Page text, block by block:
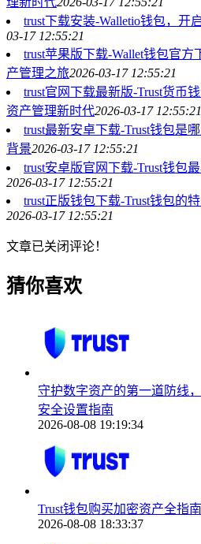
trust下载安装-Walletio钱包，开
03-17 12:55:21
trust苹果版下载-Wallet钱包官
产管理之旅2026-03-17 12:55:21
trust官网下载最新版-Trust货币
资产管理新时代2026-03-17 12:55:21
trust最新安卓下载-Trust钱包是
背景2026-03-17 12:55:21
trust安卓版官网下载-Trust钱包
2026-03-17 12:55:21
trust正版钱包下载-Trust钱包的
2026-03-17 12:55:21
文章已关闭评论！
猜你喜欢
守护数字资产的第一道防线
安全设置指南
2026-08-08 19:19:34
Trust钱包购买加密资产全指
2026-08-08 18:33:37